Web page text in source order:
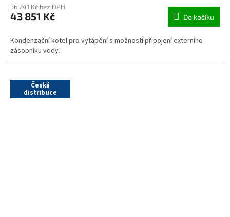
36 241 Kč bez DPH
43 851 Kč Do košíku
Kondenzační kotel pro vytápění s možností připojení externího
zásobníku vody.
Česká
distribuce